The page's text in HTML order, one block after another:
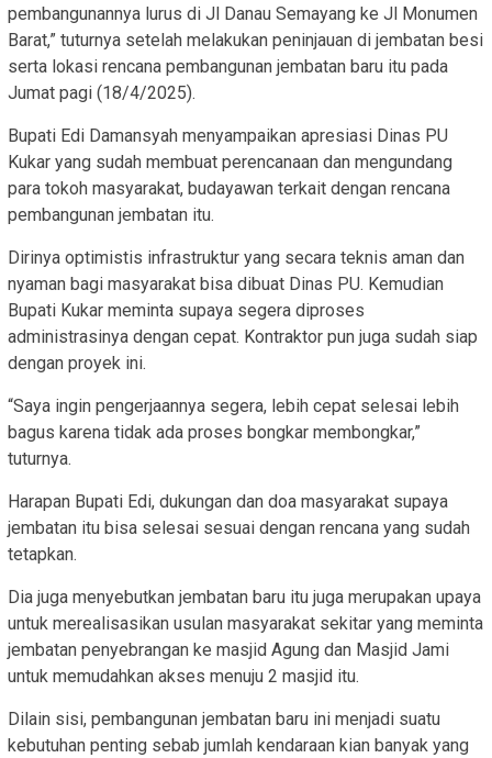
pembangunannya lurus di Jl Danau Semayang ke Jl Monumen
Barat,” tuturnya setelah melakukan peninjauan di jembatan besi
serta lokasi rencana pembangunan jembatan baru itu pada
Jumat pagi (18/4/2025).
Bupati Edi Damansyah menyampaikan apresiasi Dinas PU
Kukar yang sudah membuat perencanaan dan mengundang
para tokoh masyarakat, budayawan terkait dengan rencana
pembangunan jembatan itu.
Dirinya optimistis infrastruktur yang secara teknis aman dan
nyaman bagi masyarakat bisa dibuat Dinas PU. Kemudian
Bupati Kukar meminta supaya segera diproses
administrasinya dengan cepat. Kontraktor pun juga sudah siap
dengan proyek ini.
“Saya ingin pengerjaannya segera, lebih cepat selesai lebih
bagus karena tidak ada proses bongkar membongkar,”
tuturnya.
Harapan Bupati Edi, dukungan dan doa masyarakat supaya
jembatan itu bisa selesai sesuai dengan rencana yang sudah
tetapkan.
Dia juga menyebutkan jembatan baru itu juga merupakan upaya
untuk merealisasikan usulan masyarakat sekitar yang meminta
jembatan penyebrangan ke masjid Agung dan Masjid Jami
untuk memudahkan akses menuju 2 masjid itu.
Dilain sisi, pembangunan jembatan baru ini menjadi suatu
kebutuhan penting sebab jumlah kendaraan kian banyak yang